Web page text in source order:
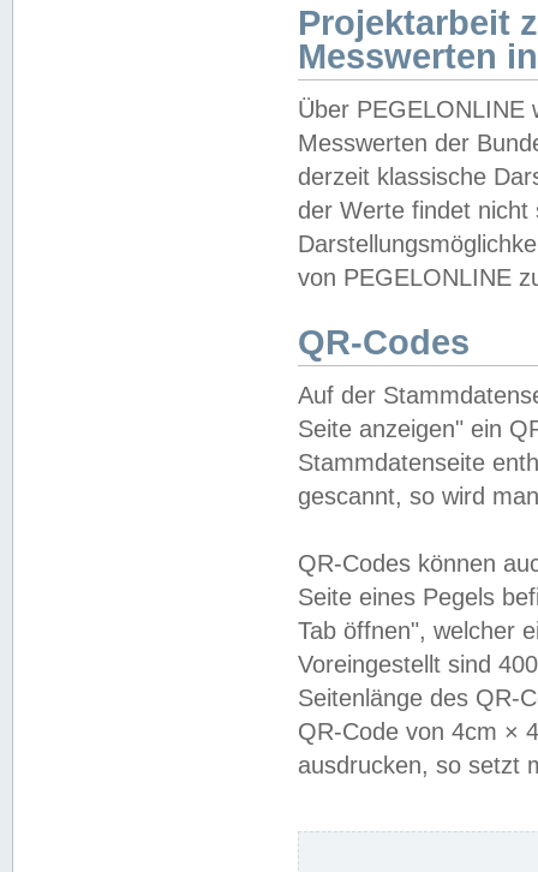
Projektarbeit
Messwerten
Über PEGELONLINE
Messwerten der
derzeit klassische
der Werte findet
von PEGELONLINE
QR-Codes
Auf der
Seite anzeigen" ein
Stammdatenseite
gescannt, so wird
QR-Codes können
Seite eines Pegels
Tab öffnen", welcher
Voreingestellt sind
Seitenlänge des QR-
QR-Code von 4cm ×
ausdrucken, so setzt